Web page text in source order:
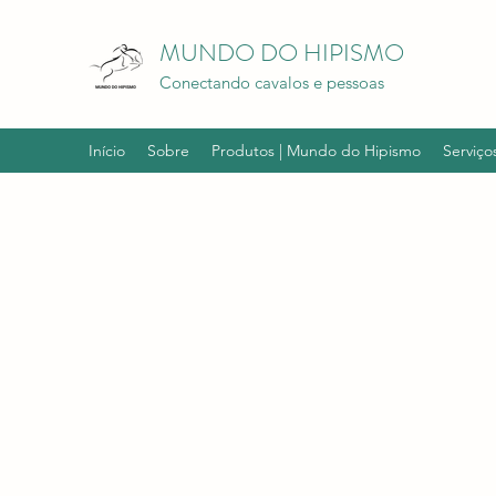
MUNDO DO HIPISMO
Conectando cavalos e pessoas
Início Sobre Produtos | Mundo do Hipismo